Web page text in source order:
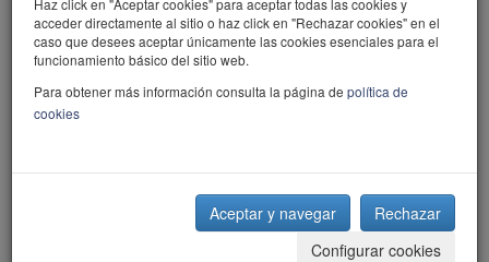
powered by talent
Haz click en "Aceptar cookies" para aceptar todas las cookies y
acceder directamente al sitio o haz click en "Rechazar cookies" en el
caso que desees aceptar únicamente las cookies esenciales para el
funcionamiento básico del sitio web.
Para obtener más información consulta la página de política de
cookies
Aceptar y navegar
Rechazar
Configurar cookies